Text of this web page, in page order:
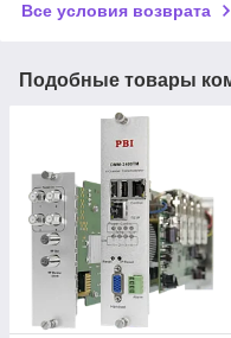
Все условия возврата
Подобные товары